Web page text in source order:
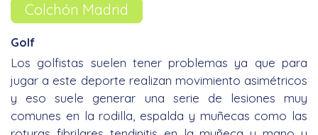
Colchón Madrid
Golf
Los golfistas suelen tener problemas ya que para
jugar a este deporte realizan movimiento asimétricos
y eso suele generar una serie de lesiones muy
comunes en la rodilla, espalda y muñecas como las